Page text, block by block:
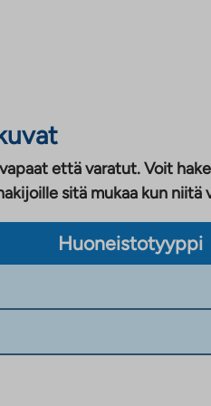
että varatut. Voit
sitä mukaa kun niitä
Huoneistotyyppi